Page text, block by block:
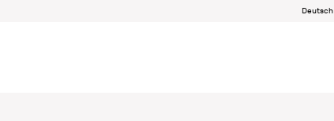
Deutsch